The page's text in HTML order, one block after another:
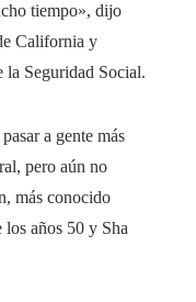
tiempo», dijo
California y
la Seguridad Social.
a gente más
pero aún no
más conocido
años 50 y Sha